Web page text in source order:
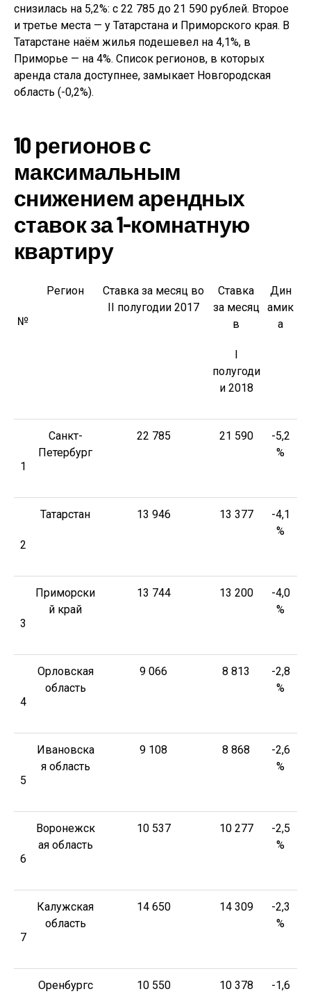
снизилась на 5,2%: с 22 785 до 21 590 рублей. Второе
и третье места — у Татарстана и Приморского края. В
Татарстане наём жилья подешевел на 4,1%, в
Приморье — на 4%. Список регионов, в которых
аренда стала доступнее, замыкает Новгородская
область (-0,2%).
10 регионов с
максимальным
снижением арендных
ставок за 1-комнатную
квартиру
№
Регион
Ставка за месяц во
II полугодии 2017
Ставка
за месяц
в
полугоди
и 2018
Дин
амик
а
1
Санкт-
Петербург
22 785 21 590
-5,2
%
2
Татарстан 13 946 13 377
-4,1
%
3
Приморски
й край
13 744 13 200
-4,0
%
4
Орловская
область
9 066 8 813
-2,8
%
5
Ивановска
я область
9 108 8 868
-2,6
%
6
Воронежск
ая область
10 537 10 277
-2,5
%
7
Калужская
область
14 650 14 309
-2,3
%
Оренбургс
10 550 10 378
-1,6